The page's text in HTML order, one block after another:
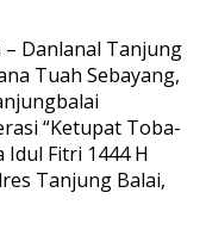
– Danlanal Tanjung
Tuah Sebayang,
“Ketupat Toba-
Idul Fitri 1444 H
Tanjung Balai,